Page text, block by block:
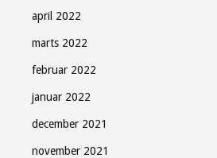
april 2022
marts 2022
februar 2022
januar 2022
december 2021
november 2021